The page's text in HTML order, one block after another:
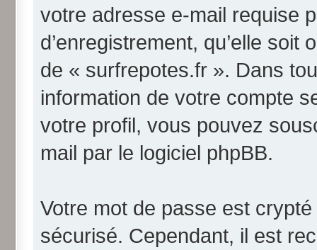
votre adresse e-mail requise
d’enregistrement, qu’elle
de « surfrepotes.fr ». Dans
information de votre compte
votre profil, vous pouvez
mail par le logiciel phpBB.
Votre mot de passe est
sécurisé. Cependant, il est